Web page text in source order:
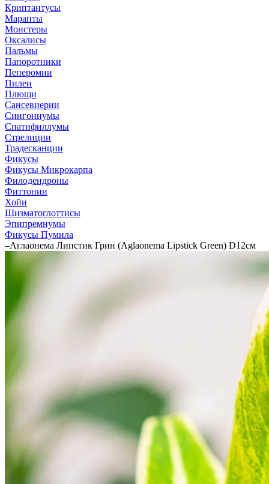
Криптантусы
Маранты
Монстеры
Оксалисы
Пальмы
Папоротники
Пеперомии
Пилеи
Плющи
Сансевиерии
Сингониумы
Спатифиллумы
Стрелиции
Традесканции
Фикусы
Фикусы Микрокарпа
Филодендроны
Фиттонии
Хойи
Шизматоглоттисы
Эпипремнумы
Фикусы Пумила
–Аглаонема Липстик Грин (Aglaonema Lipstick Green) D12см